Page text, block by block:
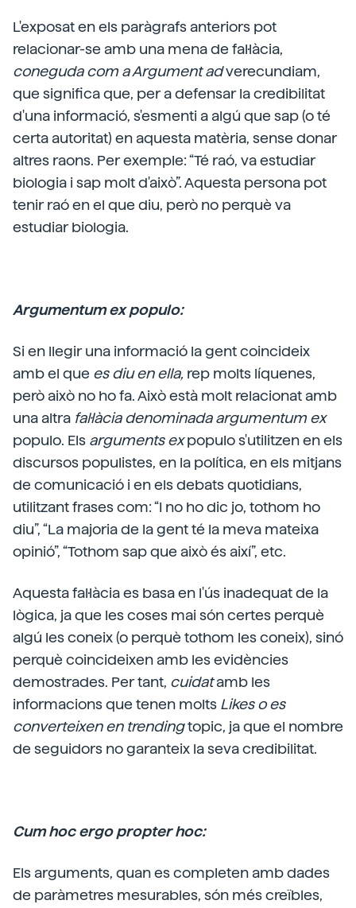
L'exposat en els paràgrafs anteriors pot
relacionar-se amb una mena de fal·làcia,
coneguda com a Argument adverecundiam,
que significa que, per a defensar la credibilitat
d'una informació, s'esmenti a algú que sap (o té
certa autoritat) en aquesta matèria, sense donar
altres raons. Per exemple: “Té raó, va estudiar
biologia i sap molt d'això”. Aquesta persona pot
tenir raó en el que diu, però no perquè va
estudiar biologia.
Argumentum ex populo:
Si en llegir una informació la gent coincideix
amb el que es diu en ella, rep molts líquenes,
però això no ho fa. Això està molt relacionat amb
una altra fal·làcia denominada argumentum ex
populo. Els arguments expopulo s'utilitzen en els
discursos populistes, en la política, en els mitjans
de comunicació i en els debats quotidians,
utilitzant frases com: “I no ho dic jo, tothom ho
diu”, “La majoria de la gent té la meva mateixa
opinió”, “Tothom sap que això és així”, etc.
Aquesta fal·làcia es basa en l'ús inadequat de la
lògica, ja que les coses mai són certes perquè
algú les coneix (o perquè tothom les coneix), sinó
perquè coincideixen amb les evidències
demostrades. Per tant, cuidatamb les
informacions que tenen molts Likes o es
converteixen en trendingtopic, ja que el nombre
de seguidors no garanteix la seva credibilitat.
Cum hoc ergo propter hoc:
Els arguments, quan es completen amb dades
de paràmetres mesurables, són més creïbles,